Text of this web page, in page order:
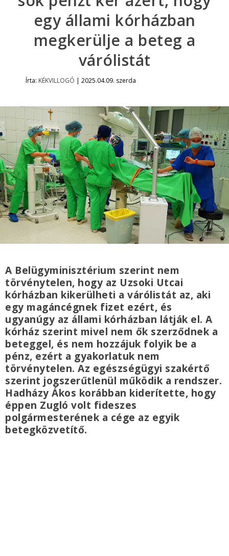
egy állami kórházban
megkerülje a beteg a
várólistát
Írta: KÉKVILLOGÓ | 2025.04.09. szerda
A Belügyminisztérium szerint nem
törvénytelen, hogy az Uzsoki Utcai
kórházban kikerülheti a várólistát az, aki
egy magáncégnek fizet ezért, és
ugyanúgy az állami kórházban látják el. A
kórház szerint mivel nem ők szerződnek a
beteggel, és nem hozzájuk folyik be a
pénz, ezért a gyakorlatuk nem
törvénytelen. Az egészségügyi szakértő
szerint jogszerűtlenül működik a rendszer.
Hadházy Ákos korábban kiderítette, hogy
éppen Zugló volt fideszes
polgármesterének a cége az egyik
betegközvetítő.